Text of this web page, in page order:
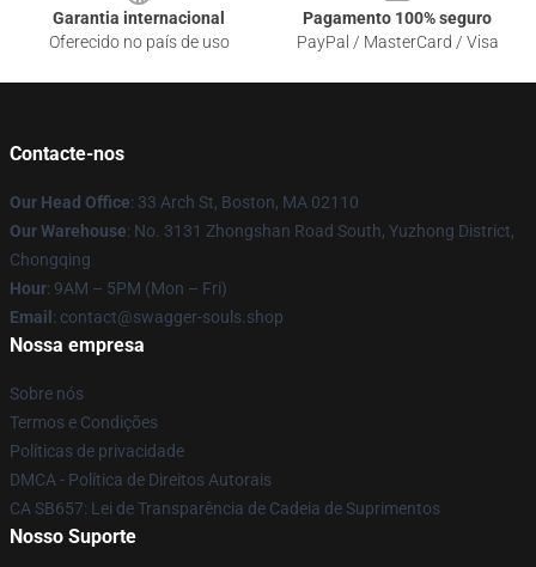
Garantia internacional
Oferecido no país de uso
Pagamento 100% seguro
PayPal / MasterCard / Visa
Contacte-nos
Our Head Office: 33 Arch St, Boston, MA 02110
Our Warehouse: No. 3131 Zhongshan Road South, Yuzhong District,
Chongqing
Hour: 9AM – 5PM (Mon – Fri)
Email : contact@swagger-souls.shop
Nossa empresa
Sobre nós
Termos e Condições
Políticas de privacidade
DMCA - Política de Direitos Autorais
CA SB657: Lei de Transparência de Cadeia de Suprimentos
Nosso Suporte